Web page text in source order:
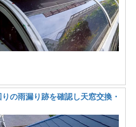
の雨漏り跡を確認し天窓交換・